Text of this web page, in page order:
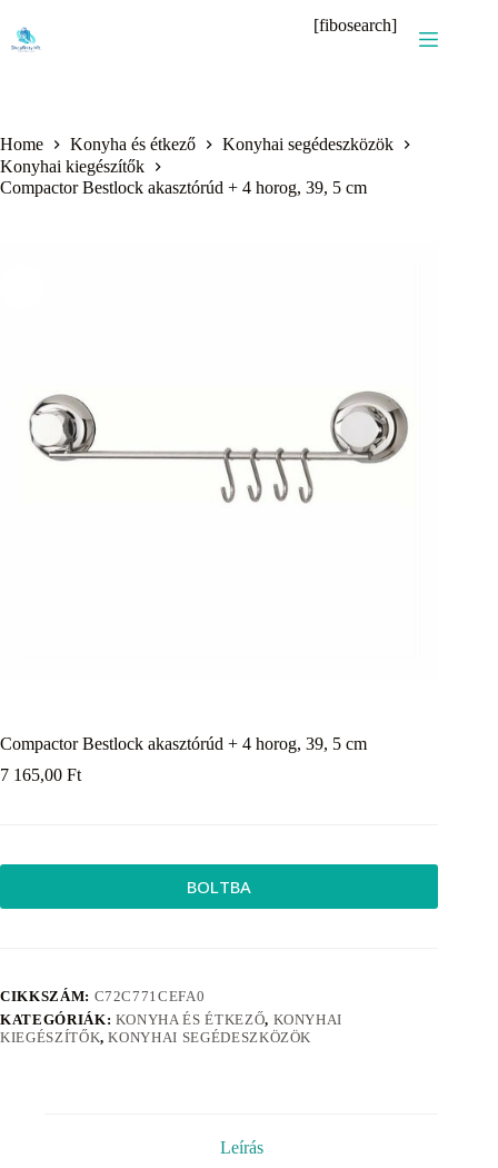
content
[fibosearch]
Home Konyha és étkező
Konyhai segédeszközök
Konyhai kiegészítők
Compactor Bestlock akasztórúd + 4 horog, 39, 5 cm
Compactor Bestlock akasztórúd + 4 horog, 39, 5 cm
7 165,00 Ft
BOLTBA
CIKKSZÁM: C72C771CEFA0
KATEGÓRIÁK: KONYHA ÉS ÉTKEZŐ, KONYHAI
KIEGÉSZÍTŐK,KONYHAI SEGÉDESZKÖZÖK
Leírás